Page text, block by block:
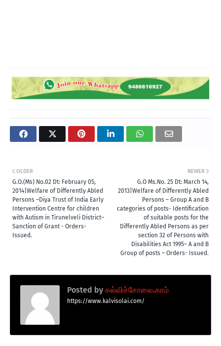
NEWER
G.O Ms.No. 25 Dt: March 14,
2013|Welfare of Differently Abled
Persons – Group A and B
categories of posts- Identification
of suitable posts for the
Differently Abled Persons as per
section 32 of Persons with
Disabilities Act 1995– A and B
Group of posts – Orders- Issued.
OLDER
G.O.(Ms) No.02 Dt: February 05,
2014|Welfare of Differently Abled
Persons –Diya Trust of India Early
Intervention Centre for children
with Autism in Tirunelveli District–
Sanction of Grant - Orders-
Issued.
Posted by கல்விச்சோலை.காம்
https://www.kalvisolai.com/